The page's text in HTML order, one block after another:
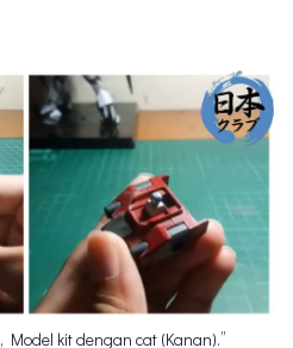
Model kit dengan cat (Kanan).”